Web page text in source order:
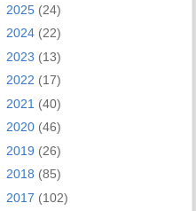
2025 (24)
2024 (22)
2023 (13)
2022 (17)
2021 (40)
2020 (46)
2019 (26)
2018 (85)
2017 (102)